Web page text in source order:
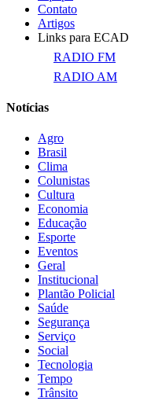
Contato
Artigos
Links para ECAD
RADIO FM
RADIO AM
Notícias
Agro
Brasil
Clima
Colunistas
Cultura
Economia
Educação
Esporte
Eventos
Geral
Institucional
Plantão Policial
Saúde
Segurança
Serviço
Social
Tecnologia
Tempo
Trânsito